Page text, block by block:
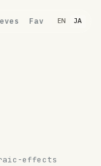
Fav EN JA
effects